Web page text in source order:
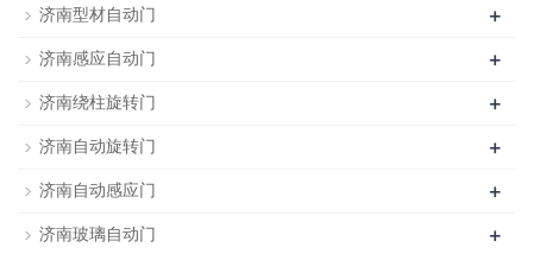
济南型材自动门 +
济南感应自动门 +
济南绕柱旋转门 +
济南自动旋转门 +
济南自动感应门 +
济南玻璃自动门 +